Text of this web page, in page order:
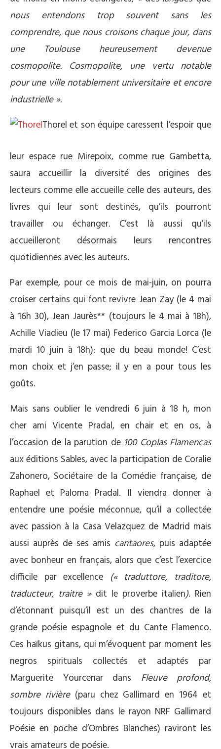
nous entendons trop souvent sans les
comprendre, que nous croisons chaque jour, dans
une Toulouse heureusement devenue
cosmopolite. Cosmopolite, une vertu notable
pour une ville notablement universitaire et encore
industrielle».
Thorel et son équipe caressent l’espoir que
leur espace rue Mirepoix, comme rue Gambetta,
saura accueillir la diversité des origines des
lecteurs comme elle accueille celle des auteurs, des
livres qui leur sont destinés, qu’ils pourront
travailler ou échanger. C’est là aussi qu’ils
accueilleront désormais leurs rencontres
quotidiennes avec les auteurs.
Par exemple, pour ce mois de mai-juin, on pourra
croiser certains qui font revivre Jean Zay (le 4 mai
à 16h 30), Jean Jaurès** (toujours le 4 mai à 18h),
Achille Viadieu (le 17 mai) Federico Garcia Lorca (le
mardi 10 juin à 18h): que du beau monde! C’est
mon choix et j’en passe; il y en a pour tous les
goûts.
Mais sans oublier le vendredi 6 juin à 18 h, mon
cher ami Vicente Pradal, en chair et en os, à
l’occasion de la parution de 100 Coplas Flamencas
aux éditions Sables, avec la participation de Coralie
Zahonero, Sociétaire de la Comédie française, de
Raphael et Paloma Pradal. Il viendra donner à
entendre une poésie méconnue, qu’il a collectée
avec passion à la Casa Velazquez de Madrid mais
aussi auprès de ses amis cantaores, puis adaptée
avec bonheur en français, alors que c’est l’exercice
difficile par excellence (« traduttore, traditore,
traducteur, traitre »dit le proverbe italien). Rien
d’étonnant puisqu’il est un des chantres de la
grande poésie espagnole et du Cante Flamenco.
Ces haïkus gitans, qui m’évoquent par moment les
negros spirituals collectés et adaptés par
Marguerite Yourcenar dans Fleuve profond,
sombre rivière(paru chez Gallimard en 1964 et
toujours disponibles dans le rayon NRF Gallimard
Poésie en poche d’Ombres Blanches) raviront les
vrais amateurs de poésie.